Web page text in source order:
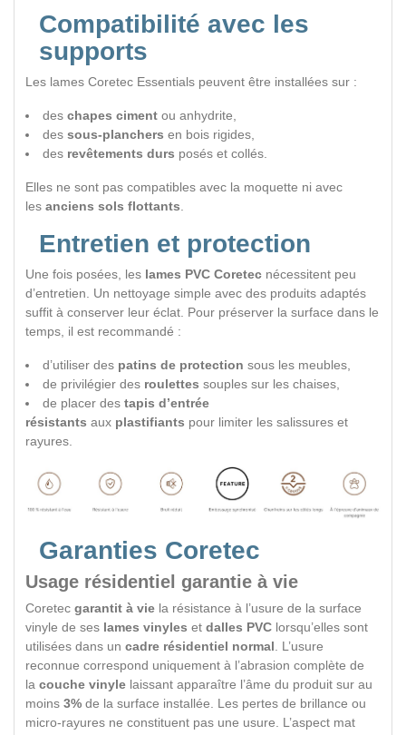
Compatibilité avec les
supports
Les lames Coretec Essentials peuvent être installées sur :
des chapes ciment ou anhydrite,
des sous-planchers en bois rigides,
des revêtements durs posés et collés.
Elles ne sont pas compatibles avec la moquette ni avec
les anciens sols flottants
Entretien et protection
Une fois posées, les lames PVC Coretec nécessitent peu
d’entretien. Un nettoyage simple avec des produits adaptés
suffit à conserver leur éclat. Pour préserver la surface dans le
temps, il est recommandé :
d’utiliser des patins de protection sous les meubles,
de privilégier des roulettes souples sur les chaises,
de placer des tapis d’entrée
résistants aux plastifiants pour limiter les salissures et
rayures.
Garanties Coretec
Usage résidentiel garantie à vie
Coretec garantit à vie la résistance à l’usure de la surface
vinyle de ses lames vinyles et dalles PVC lorsqu’elles sont
utilisées dans un cadre résidentiel normal . L’usure
reconnue correspond uniquement à l’abrasion complète de
la couche vinyle laissant apparaître l’âme du produit sur au
moins 3% de la surface installée. Les pertes de brillance ou
micro-rayures ne constituent pas une usure. L’aspect mat